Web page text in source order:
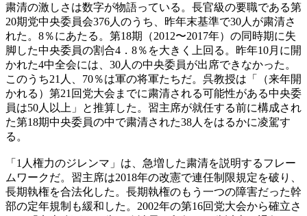
粛清の激しさは数字が物語っている。長官級の要職である第
20期党中央委員会376人のうち、昨年末基準で30人が粛清さ
れた。8％にあたる。第18期（2012〜2017年）の同時期に失
脚した中央委員の割合4．8％を大きく上回る。昨年10月に開
かれた4中全会には、30人の中央委員が出席できなかった。
このうち21人、70％は軍の将軍たちだ。呉教授は「（来年開
かれる）第21回党大会までに粛清される可能性がある中央委
員は50人以上」と推算した。習主席が就任する前に構成され
た第18期中央委員の中で粛清された38人をはるかに凌駕す
る。
「1人権力のジレンマ」は、急増した粛清を説明するフレー
ムワークだ。習主席は2018年の改憲で連任制限規定を破り、
長期執権を合法化した。長期執権のもう一つの障害だった幹
部の定年規制も緩和した。2002年の第16回党大会から確立さ